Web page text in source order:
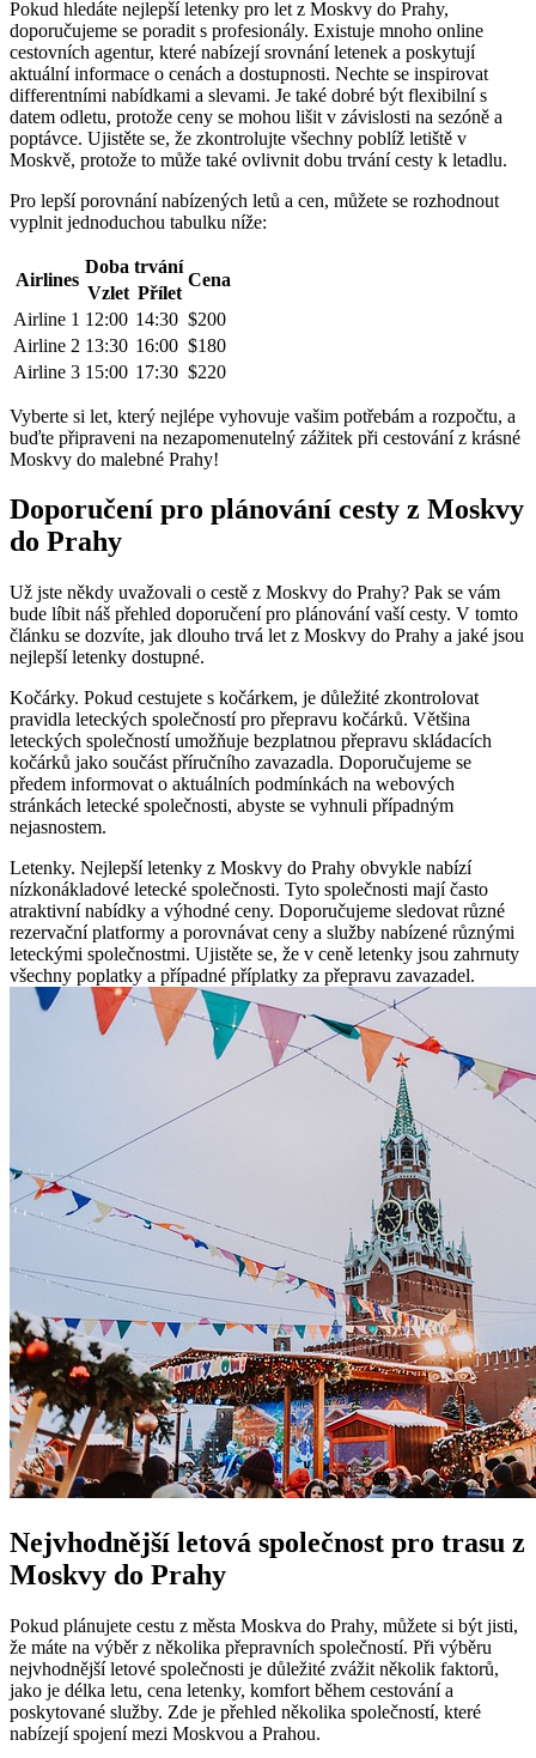
Pokud hledáte nejlepší letenky pro let z Moskvy do Prahy,
doporučujeme se poradit s profesionály. Existuje mnoho online
cestovních agentur, které nabízejí srovnání letenek a poskytují
aktuální informace o cenách a dostupnosti. Nechte se inspirovat
differentními nabídkami a slevami. Je také dobré být flexibilní s
datem odletu, protože ceny se mohou lišit v závislosti na sezóně a
poptávce. Ujistěte se, že zkontrolujte všechny poblíž letiště v
Moskvě, protože to může také ovlivnit dobu trvání cesty k letadlu.
Pro lepší porovnání nabízených letů a cen, můžete se rozhodnout
vyplnit jednoduchou tabulku níže:
Airlines
Doba trvání
Cena
Vzlet Přílet
Airline 1 12:00 14:30 $200
Airline 2 13:30 16:00 $180
Airline 3 15:00 17:30 $220
Vyberte si let, který nejlépe vyhovuje vašim potřebám a rozpočtu, a
buďte připraveni na nezapomenutelný zážitek při cestování z krásné
Moskvy do malebné Prahy!
Doporučení pro plánování cesty z Moskvy
do Prahy
Už jste někdy uvažovali o cestě z Moskvy do Prahy? Pak se vám
bude líbit náš přehled doporučení pro plánování vaší cesty. V tomto
článku se dozvíte, jak dlouho trvá let z Moskvy do Prahy a jaké jsou
nejlepší letenky dostupné.
Kočárky. Pokud cestujete s kočárkem, je důležité zkontrolovat
pravidla leteckých společností pro přepravu kočárků. Většina
leteckých společností umožňuje bezplatnou přepravu skládacích
kočárků jako součást příručního zavazadla. Doporučujeme se
předem informovat o aktuálních podmínkách na webových
stránkách letecké společnosti, abyste se vyhnuli případným
nejasnostem.
Letenky. Nejlepší letenky z Moskvy do Prahy obvykle nabízí
nízkonákladové letecké společnosti. Tyto společnosti mají často
atraktivní nabídky a výhodné ceny. Doporučujeme sledovat různé
rezervační platformy a porovnávat ceny a služby nabízené různými
leteckými společnostmi. Ujistěte se, že v ceně letenky jsou zahrnuty
všechny poplatky a případné příplatky za přepravu zavazadel.
Nejvhodnější letová společnost pro trasu z
Moskvy do Prahy
Pokud plánujete cestu z města Moskva do Prahy, můžete si být jisti,
že máte na výběr z několika přepravních společností. Při výběru
nejvhodnější letové společnosti je důležité zvážit několik faktorů,
jako je délka letu, cena letenky, komfort během cestování a
poskytované služby. Zde je přehled několika společností, které
nabízejí spojení mezi Moskvou a Prahou.